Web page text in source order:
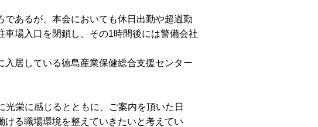
あるが、本会においても休日出勤や超過勤
場入口を閉鎖し、その1時間後には警備会社
居している徳島産業保健総合支援センター
栄に感じるとともに、ご案内を頂いた日
る職場環境を整えていきたいと考えてい